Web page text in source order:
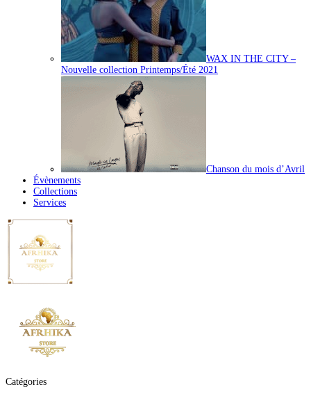
WAX IN THE CITY –
Nouvelle collection Printemps/Été 2021
Chanson du mois d’Avril
Évènements
Collections
Services
Catégories